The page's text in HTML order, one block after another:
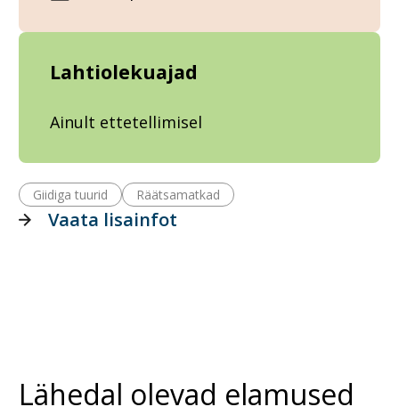
Lahtiolekuajad
Ainult ettetellimisel
Giidiga tuurid Räätsamatkad
Vaata lisainfot
Lähedal olevad elamused